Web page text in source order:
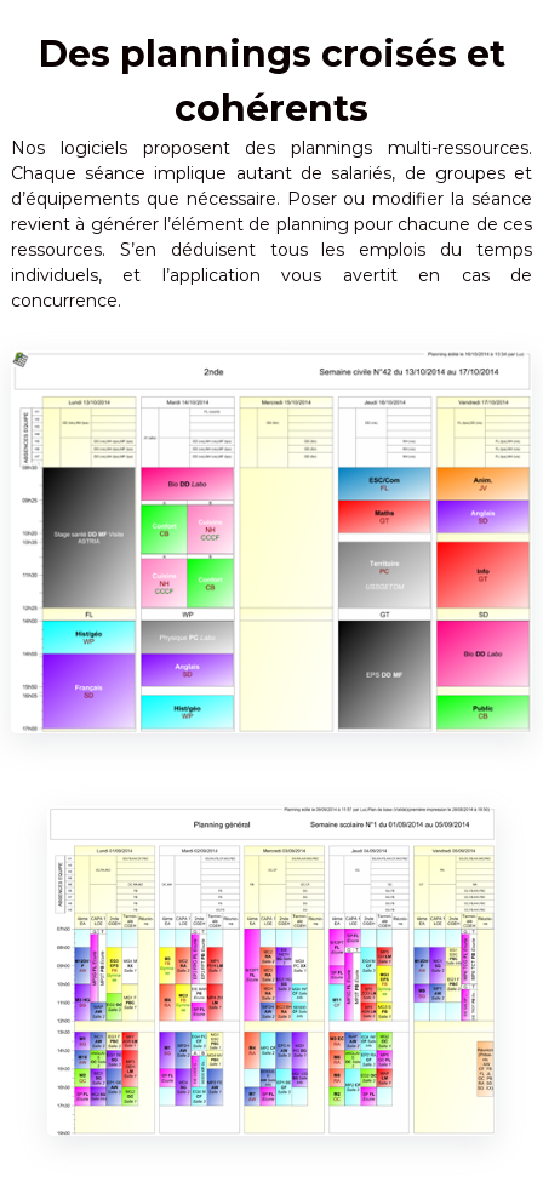
Des plannings croisés et
cohérents
Nos logiciels proposent des plannings multi-ressources.
Chaque séance implique autant de salariés, de groupes et
d’équipements que nécessaire. Poser ou modifier la séance
revient à générer l’élément de planning pour chacune de ces
ressources. S’en déduisent tous les emplois du temps
individuels, et l’application vous avertit en cas de
concurrence.